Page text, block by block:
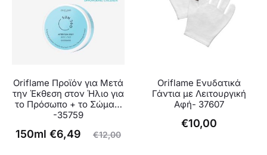
Oriflame Προϊόν για Μετά
την Έκθεση στον Ήλιο για
το Πρόσωπο + το Σώμα…
-35759
€12,00
Original
€6,49
Η
150ml
Oriflame Ενυδατικά
Γάντια με Λειτουργική
Αφή- 37607
€10,00